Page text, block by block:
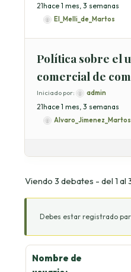
21hace 1 mes, 3 semanas
El_Melli_de_Martos
Política sobre el
comercial de
Iniciado por: admin
21hace 1 mes, 3 semanas
Alvaro_Jimenez_Martos
Viendo 3 debates - del 1 al
Debes estar registrado
Nombre de